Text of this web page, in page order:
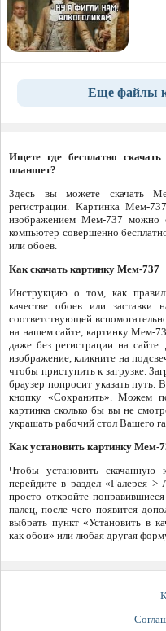
Еще файлы
Ищете где бесплатно
планшет?
Здесь вы можете скачать
регистрации. Картинка Мем-
изображением Мем-737 можно
компьютер совершенно
или обоев.
Как скачать картинку Мем-737
Инструкцию о том, как
качестве обоев или
соответствующей
на нашем сайте, картинку Мем-
даже без регистрации на
изображение, кликните на
чтобы приступить к загрузке.
браузер попросит указать
кнопку «Сохранить». Можем
картинка сколько бы вы не
украшать рабочий стол Вашего
Как установить картинку Мем-
Чтобы установить скачанную
перейдите в раздел «Галерея
просто откройте
палец, после чего появится
выбрать пункт «Установить в
как обои» или любая другая